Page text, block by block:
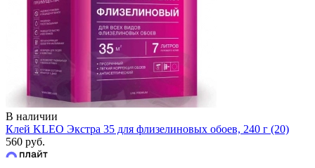
В наличии
Клей KLEO Экстра 35 для флизелиновых обоев, 240 г (20)
560 руб.